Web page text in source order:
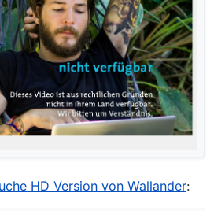
HD Version von Wallander: